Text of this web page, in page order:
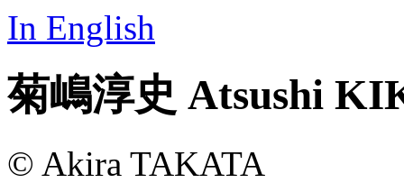
In English
菊嶋淳史 Atsushi
© Akira TAKATA